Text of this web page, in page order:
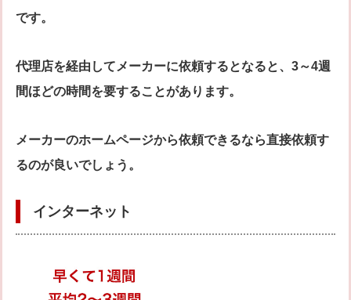
です。
代理店を経由してメーカーに依頼するとなると、3～4週
間ほどの時間を要することがあります。
メーカーのホームページから依頼できるなら直接依頼す
るのが良いでしょう。
インターネット